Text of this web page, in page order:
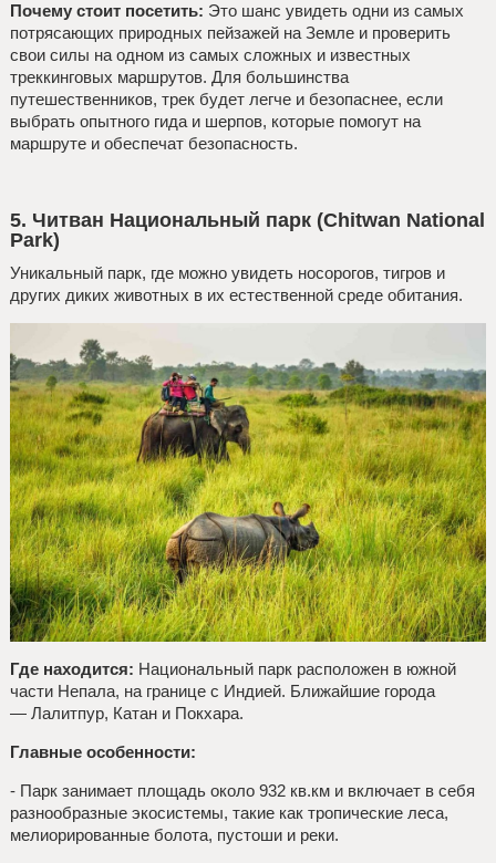
Почему стоит посетить: Это шанс увидеть одни из самых
потрясающих природных пейзажей на Земле и проверить
свои силы на одном из самых сложных и известных
треккинговых маршрутов. Для большинства
путешественников, трек будет легче и безопаснее, если
выбрать опытного гида и шерпов, которые помогут на
маршруте и обеспечат безопасность.
5. Читван Национальный парк (Chitwan National
Park)
Уникальный парк, где можно увидеть носорогов, тигров и
других диких животных в их естественной среде обитания.
Где находится: Национальный парк расположен в южной
части Непала, на границе с Индией. Ближайшие города
— Лалитпур, Катан и Покхара.
Главные особенности:
- Парк занимает площадь около 932 кв.км и включает в себя
разнообразные экосистемы, такие как тропические леса,
мелиорированные болота, пустоши и реки.